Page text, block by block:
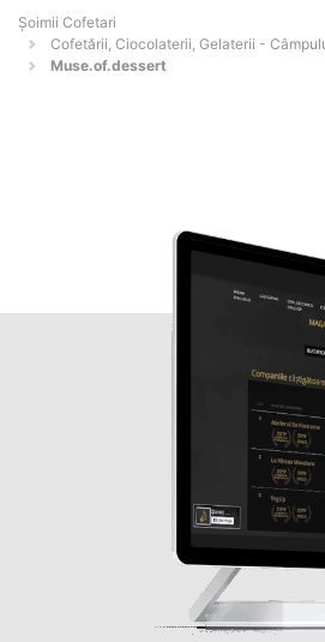
Șoimii Cofetari
Cofetării, Ciocolaterii, Gelaterii -
Muse.of.dessert